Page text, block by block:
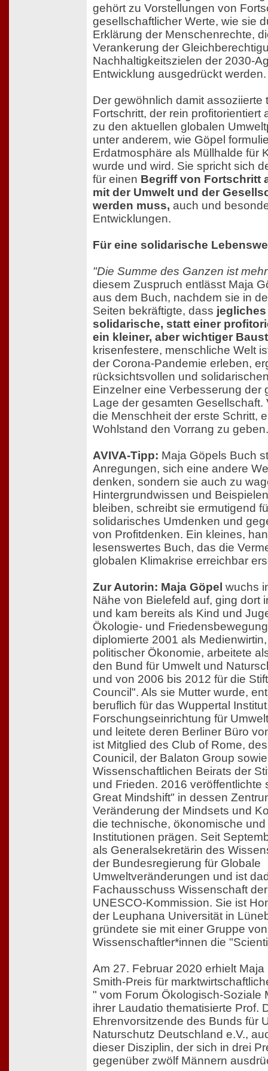
gehört zu Vorstellungen von
gesellschaftlicher Werte, wie sie
Erklärung der Menschenrechte,
Verankerung der
Nachhaltigkeitszielen der 2030-
Entwicklung ausgedrückt werden.
Der gewöhnlich damit assoziierte
Fortschritt, der rein profitorientiert
zu den aktuellen globalen
unter anderem, wie Göpel
Erdatmosphäre als Müllhalde für
wurde und wird. Sie spricht sich
für einen Begriff von Fortschritt
mit der Umwelt und der
werden muss, auch und
Entwicklungen.
Für eine solidarische
"Die Summe des Ganzen ist
diesem Zuspruch entlässt Maja
aus dem Buch, nachdem sie in
Seiten bekräftigte, dass
solidarische, statt einer
ein kleiner, aber wichtiger
krisenfestere, menschliche Welt
der Corona-Pandemie erleben,
rücksichtsvollen und
Einzelner eine Verbesserung der
Lage der gesamten Gesellschaft.
die Menschheit der erste Schritt,
Wohlstand den Vorrang zu geben.
AVIVA-Tipp: Maja Göpels Buch
Anregungen, sich eine andere
denken, sondern sie auch zu
Hintergrundwissen und
bleiben, schreibt sie ermutigend
solidarisches Umdenken und
von Profitdenken. Ein kleines,
lesenswertes Buch, das die
globalen Klimakrise erreichbar
Zur Autorin: Maja Göpel wuchs
Nähe von Bielefeld auf, ging dort
und kam bereits als Kind und
Ökologie- und
diplomierte 2001 als
politischer Ökonomie, arbeitete
den Bund für Umwelt und
und von 2006 bis 2012 für die
Council". Als sie Mutter wurde,
beruflich für das Wuppertal
Forschungseinrichtung für
und leitete deren Berliner Büro
ist Mitglied des Club of Rome,
Counicil, der Balaton Group
Wissenschaftlichen Beirats der
und Frieden. 2016 veröffentlichte
Great Mindshift" in dessen
Veränderung der Mindsets und
die technische, ökonomische
Institutionen prägen. Seit
als Generalsekretärin des
der Bundesregierung für Globale
Umweltveränderungen und ist
Fachausschuss Wissenschaft
UNESCO-Kommission. Sie ist
der Leuphana Universität in
gründete sie mit einer Gruppe von
Wissenschaftler*innen die
Am 27. Februar 2020 erhielt
Smith-Preis für
" vom Forum Ökologisch-Soziale
ihrer Laudatio thematisierte Prof.
Ehrenvorsitzende des Bunds für
Naturschutz Deutschland e.V.,
dieser Disziplin, der sich in drei
gegenüber zwölf Männern